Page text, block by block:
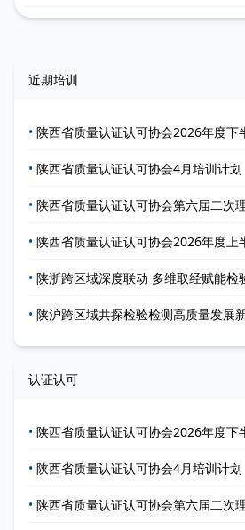
近期培训
• 陕西省质量认证认可协会2026年度下
• 陕西省质量认证认可协会4月培训计划
• 陕西省质量认证认可协会第六届二次
• 陕西省质量认证认可协会2026年度上
• 陕浙跨区域深度联动 多维取经赋能检
• 陕沪跨区域共探检验检测高质量发展
认证认可
• 陕西省质量认证认可协会2026年度下
• 陕西省质量认证认可协会4月培训计划
• 陕西省质量认证认可协会第六届二次